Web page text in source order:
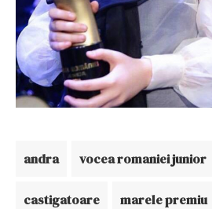
andra vocea romaniei junior
castigatoare marele premiu